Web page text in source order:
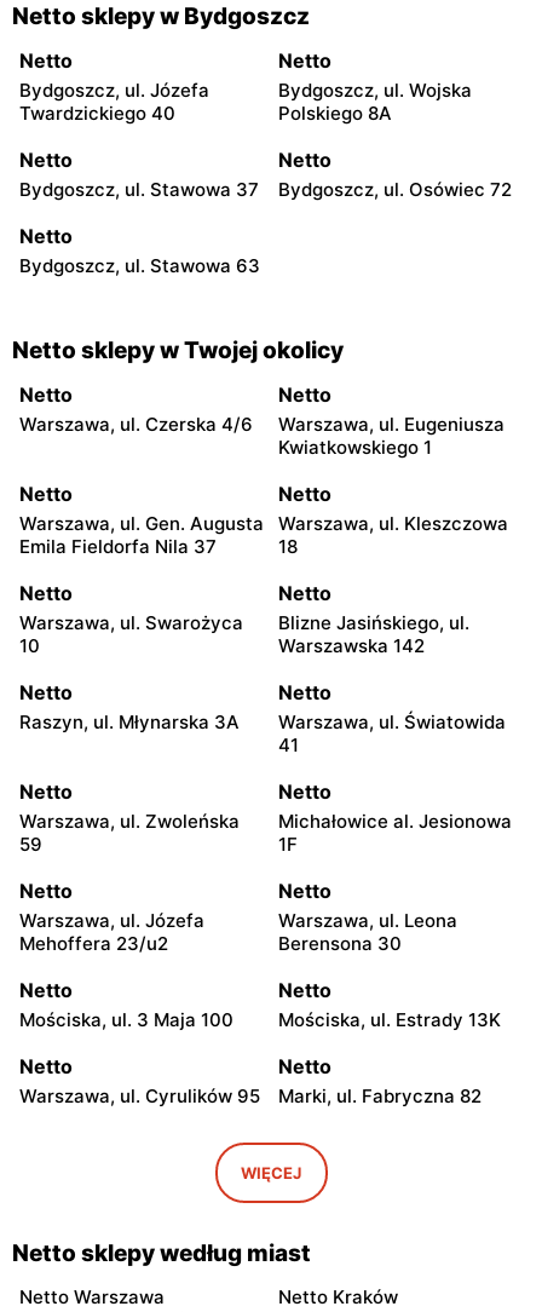
Netto sklepy w Bydgoszcz
Netto
Bydgoszcz, ul. Józefa
Twardzickiego 40
Netto
Bydgoszcz, ul. Wojska
Polskiego 8A
Netto
Bydgoszcz, ul. Stawowa 37
Netto
Bydgoszcz, ul. Osówiec 72
Netto
Bydgoszcz, ul. Stawowa 63
Netto sklepy w Twojej okolicy
Netto
Warszawa, ul. Czerska 4/6
Netto
Warszawa, ul. Eugeniusza
Kwiatkowskiego 1
Netto
Warszawa, ul. Gen. Augusta
Emila Fieldorfa Nila 37
Netto
Warszawa, ul. Kleszczowa
18
Netto
Warszawa, ul. Swarożyca
10
Netto
Blizne Jasińskiego, ul.
Warszawska 142
Netto
Raszyn, ul. Młynarska 3A
Netto
Warszawa, ul. Światowida
41
Netto
Warszawa, ul. Zwoleńska
59
Netto
Michałowice al. Jesionowa
1F
Netto
Warszawa, ul. Józefa
Mehoffera 23/u2
Netto
Warszawa, ul. Leona
Berensona 30
Netto
Mościska, ul. 3 Maja 100
Netto
Mościska, ul. Estrady 13K
Netto
Warszawa, ul. Cyrulików 95
Netto
Marki, ul. Fabryczna 82
Warszawa, ul. Wisełki 6
Netto
Warszawa, ul. Mochtyńska
101
Netto
Warszawa, ul. Wał
Miedzeszyński 69
Netto
WIĘCEJ
Netto sklepy według miast
Netto Warszawa
Netto Kraków